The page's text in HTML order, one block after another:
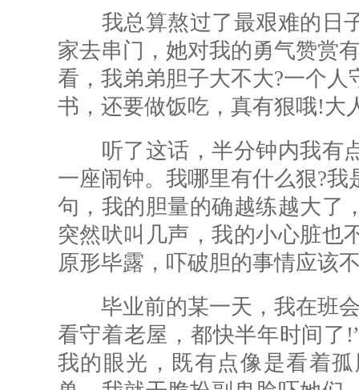
我总算熬过了最艰难的日
家去串门，她对我的勇气赞赏
看，我弟弟胆子大不大?一个
书，还要做饭吃，真有狠哦!大
听了这话，半分钟内我有
一座闹钟。我哪里有什么狠?
句，我的胆量的确越练越大了
突然吠叫几声，我的小心脏也
原形毕露，吓破胆的事情应该
毕业前的某一天，我在班会
看守着老屋，都快半年时间了
我的眼光，既有点像是看着